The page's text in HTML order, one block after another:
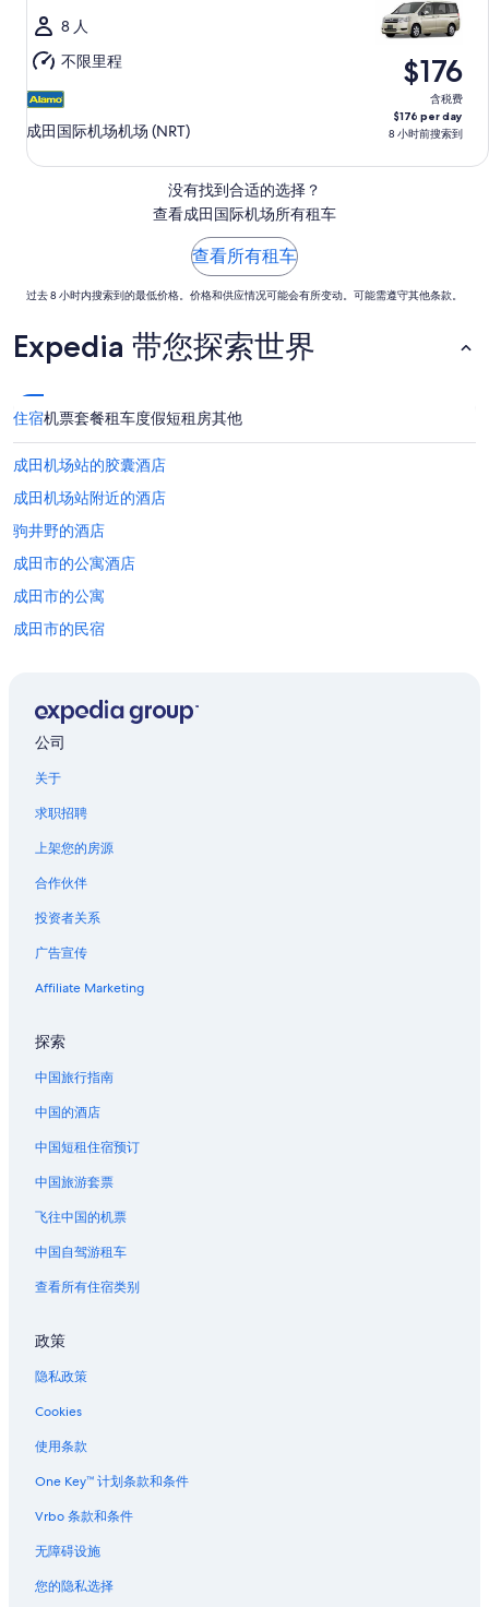
（星
期
日）
至
8
月
10
8 人
不限里程
成田国际机场机场 (NRT)
$176
含税费
$176 per day
8 小时前搜索到
没有找到合适的选择？
查看成田国际机场所有租车
查看所有租车
过去 8 小时内搜索到的最低价格。价格和供应情况可能会有所变动。可能需遵守其他条款。
Expedia 带您探索世界
住宿机票套餐租车度假短租房其他
成田机场站的胶囊酒店
成田机场站附近的酒店
驹井野的酒店
成田市的公寓酒店
成田市的公寓
成田市的民宿
成田市的家庭旅馆
位于成田市的商务酒店
位于成田市的娱乐场酒店
位于成田市的家庭式酒店
位于成田市的浪漫酒店
位于成田市的设有 SPA 水疗的度假村酒店
成田市的酒店
成田市的日式旅馆
机场第2大楼站的胶囊酒店
芝山町的酒店
公司
关于
求职招聘
上架您的房源
合作伙伴
投资者关系
广告宣传
Affiliate Marketing
探索
中国旅行指南
中国的酒店
中国短租住宿预订
中国旅游套票
飞往中国的机票
中国自驾游租车
查看所有住宿类别
政策
隐私政策
Cookies
使用条款
One Key™ 计划条款和条件
Vrbo 条款和条件
无障碍设施
您的隐私选择